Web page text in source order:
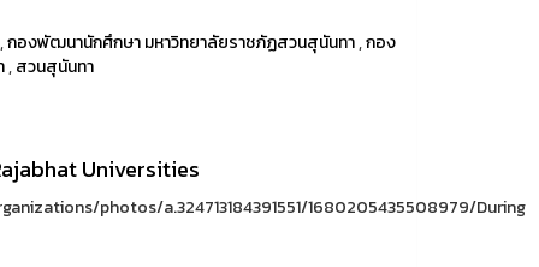
กองพัฒนานักศึกษา มหาวิทยาลัยราชภัฏสวนสุนันทา,กอง
,สวนสุนันทา
Universities
photos/a.324713184391551/1680205435508979/During